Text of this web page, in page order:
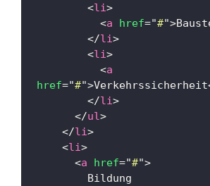
<li>
<a href="#">
</li>
<li>
<a
href="#">Verkehrssicherheit
</li>
</ul>
</li>
<li>
<a href="#">
        Bildung